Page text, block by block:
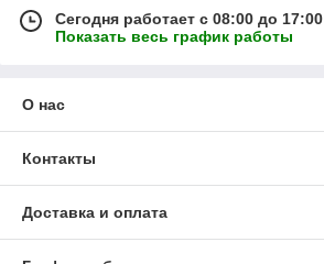
Сегодня работает с 08:00 до 17:00
Показать весь график работы
О нас
Контакты
Доставка и оплата